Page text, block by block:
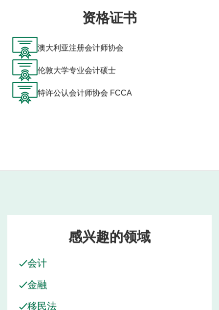
除了专业工作之外，Cherlyn 还在尊巴、普拉提、瑜伽和烹
饪探险等活动中找到了乐趣。家人和朋友在她的生活中占据
资格证书
澳大利亚注册会计师协会
伦敦大学专业会计硕士
特许公认会计师协会 FCCA
感兴趣的领域
会计
金融
移民法